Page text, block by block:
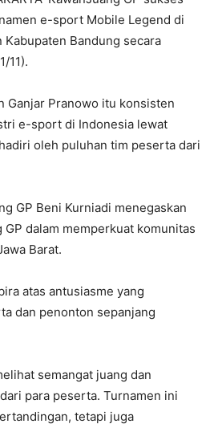
e-sport Mobile Legend di
Kabupaten Bandung secara
11).
Ganjar Pranowo itu konsisten
e-sport di Indonesia lewat
oleh puluhan tim peserta dari
GP Beni Kurniadi menegaskan
dalam memperkuat komunitas
Barat.
atas antusiasme yang
dan penonton sepanjang
semangat juang dan
para peserta. Turnamen ini
tetapi juga